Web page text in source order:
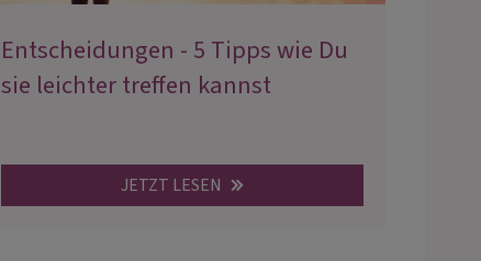
Entscheidungen - 5 Tipps wie Du
sie leichter treffen kannst
JETZT LESEN